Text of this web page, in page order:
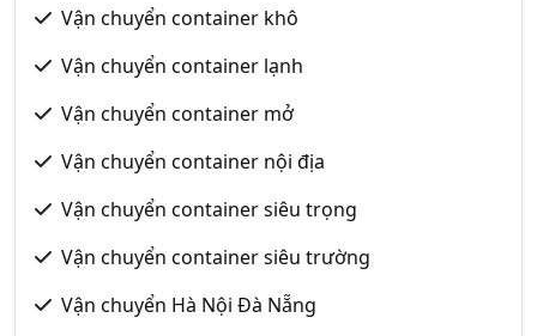
Vận chuyển container khô
Vận chuyển container lạnh
Vận chuyển container mở
Vận chuyển container nội địa
Vận chuyển container siêu trọng
Vận chuyển container siêu trường
Vận chuyển Hà Nội Đà Nẵng